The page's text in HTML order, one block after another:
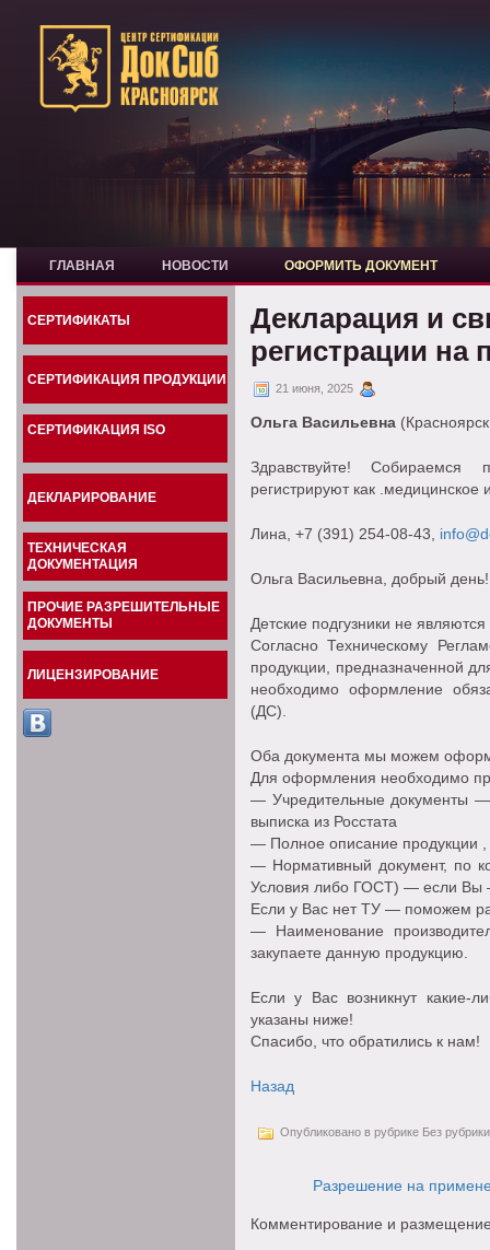
ГЛАВНАЯ НОВОСТИ ОФОРМИТЬ ДОКУМЕНТ
СЕРТИФИКАТЫ
СЕРТИФИКАЦИЯ ПРОДУКЦИИ
СЕРТИФИКАЦИЯ ISO
ДЕКЛАРИРОВАНИЕ
ТЕХНИЧЕСКАЯ
ДОКУМЕНТАЦИЯ
ПРОЧИЕ РАЗРЕШИТЕЛЬНЫЕ
ДОКУМЕНТЫ
ЛИЦЕНЗИРОВАНИЕ
Декларация и
регистрации на
21 июня, 2025
Ольга Васильевна
Здравствуйте! Собираемся
регистрируют как .медицинское
Лина , +7 (391) 254-08-43,
Ольга Васильевна, добрый день!
Детские подгузники не
Согласно Техническому
продукции, предназначенной
необходимо оформление
(ДС).
Оба документа мы можем
Для оформления необходимо
— Учредительные документы
выписка из Росстата
— Полное описание продукции ,
— Нормативный документ, по
Условия либо ГОСТ) — если Вы
Если у Вас нет ТУ — поможем
— Наименование
закупаете данную продукцию.
Если у Вас возникнут какие-
указаны ниже!
Спасибо, что обратились к нам!
Назад
Опубликовано в рубрике Без рубрики
Разрешение на
Комментирование и